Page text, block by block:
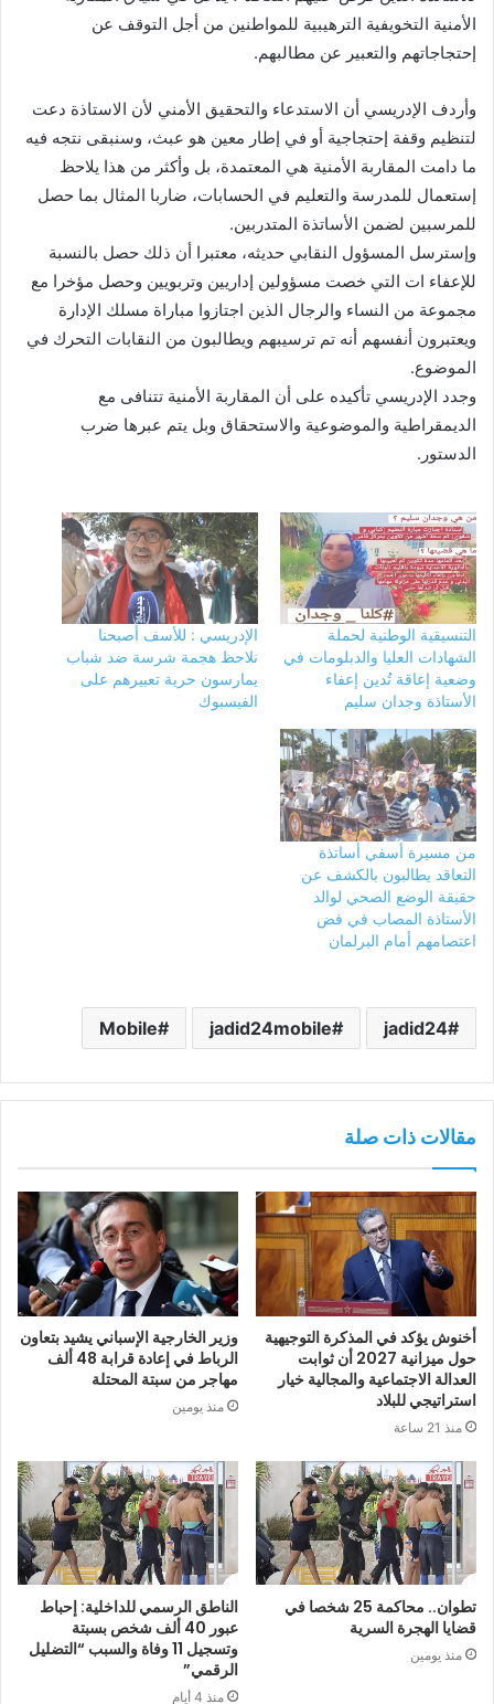
الأمنية التخويفية الترهيبية للمواطنين من أجل التوقف عن
إحتجاجاتهم والتعبير عن مطالبهم.
وأردف الإدريسي أن الاستدعاء والتحقيق الأمني لأن الاستاذة دعت
لتنظيم وقفة إحتجاجية أو في إطار معين هو عبث، وسنبقى نتجه فيه
ما دامت المقاربة الأمنية هي المعتمدة، بل وأكثر من هذا يلاحظ
إستعمال للمدرسة والتعليم في الحسابات، ضاربا المثال بما حصل
للمرسبين لضمن الأساتذة المتدربين.
وإسترسل المسؤول النقابي حديثه، معتبرا أن ذلك حصل بالنسبة
للإعفاء ات التي خصت مسؤولين إداريين وتربويين وحصل مؤخرا مع
مجموعة من النساء والرجال الذين اجتازوا مباراة مسلك الإدارة
ويعتبرون أنفسهم أنه تم ترسيبهم ويطالبون من النقابات التحرك في
الموضوع.
وجدد الإدريسي تأكيده على أن المقاربة الأمنية تتنافى مع
الديمقراطية والموضوعية والاستحقاق وبل يتم عبرها ضرب
الدستور.
التنسيقية الوطنية لحملة
الشهادات العليا والدبلومات في
وضعية إعاقة تُدين إعفاء
الأستاذة وجدان سليم
الإدريسي : للأسف أصبحنا
نلاحظ هجمة شرسة ضد شباب
يمارسون حرية تعبيرهم على
الفيسبوك
من مسيرة أسفي أساتذة
التعاقد يطالبون بالكشف عن
حقيقة الوضع الصحي لوالد
الأستاذة المصاب في فض
اعتصامهم أمام البرلمان
jadid24
jadid24mobile
Mobile
مقالات ذات صلة
أخنوش يؤكد في المذكرة التوجيهية
حول ميزانية 2027 أن ثوابت
العدالة الاجتماعية والمجالية خيار
استراتيجي للبلاد
منذ 21 ساعة
وزير الخارجية الإسباني يشيد بتعاون
الرباط في إعادة قرابة 48 ألف
مهاجر من سبتة المحتلة
منذ يومين
تطوان.. محاكمة 25 شخصا في
قضايا الهجرة السرية
منذ يومين
الناطق الرسمي للداخلية: إحباط
عبور 40 ألف شخص بسبتة
وتسجيل 11 وفاة والسبب “التضليل
الرقمي”
منذ 4 أيام